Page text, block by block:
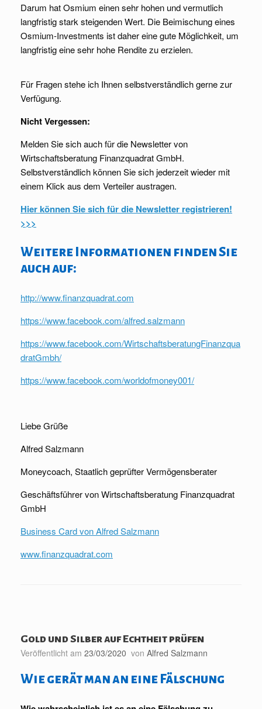
Darum hat Osmium einen sehr hohen und vermutlich
langfristig stark steigenden Wert. Die Beimischung eines
Osmium-Investments ist daher eine gute Möglichkeit, um
langfristig eine sehr hohe Rendite zu erzielen.
Für Fragen stehe ich Ihnen selbstverständlich gerne zur
Verfügung.
Nicht Vergessen:
Melden Sie sich auch für die Newsletter von
Wirtschaftsberatung Finanzquadrat GmbH.
Selbstverständlich können Sie sich jederzeit wieder mit
einem Klick aus dem Verteiler austragen.
Hier können Sie sich für die Newsletter registrieren!
>>>
Weitere Informationen finden Sie
auch auf:
http://www.finanzquadrat.com
https://www.facebook.com/alfred.salzmann
https://www.facebook.com/WirtschaftsberatungFinanzqua
dratGmbh/
https://www.facebook.com/worldofmoney001/
Liebe Grüße
Alfred Salzmann
Moneycoach, Staatlich geprüfter Vermögensberater
Geschäftsführer von Wirtschaftsberatung Finanzquadrat
GmbH
Business Card von Alfred Salzmann
www.finanzquadrat.com
Gold und Silber auf Echtheit prüfen
Veröffentlicht am 23/03/2020 von Alfred Salzmann
Wie gerät man an eine Fälschung